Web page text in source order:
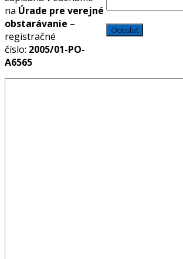
na Úrade pre verejné
obstarávanie –
registračné
číslo: 2005/01-PO-
A6565